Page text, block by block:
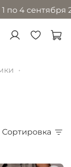
2026
Сортировка